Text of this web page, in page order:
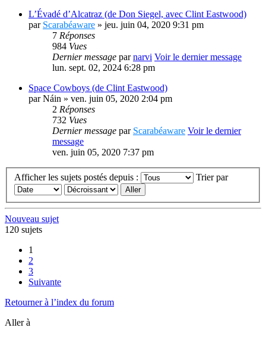
L’Évadé d’Alcatraz (de Don Siegel, avec Clint Eastwood)
par Scarabéaware » jeu. juin 04, 2020 9:31 pm
7 Réponses
984 Vues
Dernier message parnarvi Voir le dernier message
lun. sept. 02, 2024 6:28 pm
Space Cowboys (de Clint Eastwood)
parNáin » ven. juin 05, 2020 2:04 pm
2 Réponses
732 Vues
Dernier message par Scarabéaware Voir le dernier
message
ven. juin 05, 2020 7:37 pm
Afficher les sujets postés depuis : Trier par
Nouveau sujet
120 sujets
1
2
3
Suivante
Retourner à l’index du forum
Aller à